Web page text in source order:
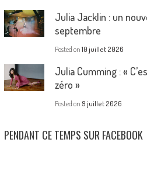
Julia Jacklin : un
septembre
Posted on 10 juillet 2026
Julia Cumming : «
zéro »
Posted on 9 juillet 2026
PENDANT CE TEMPS SUR FACEBOOK